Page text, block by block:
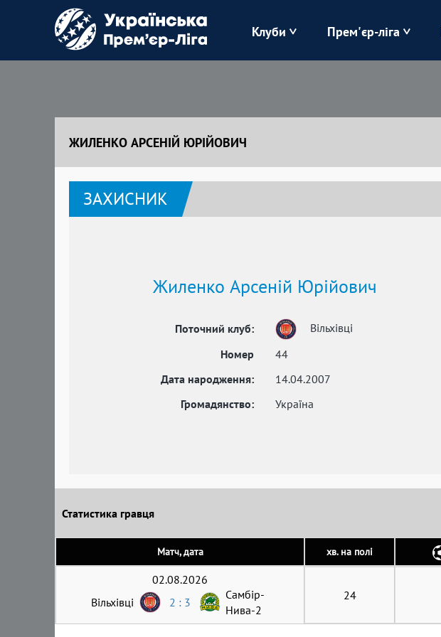
Клуби
Зоря Карпати
Полісся
Прем'єр-ліга
ЖИЛЕНКО АРСЕНІЙ ЮРІЙОВИЧ
ЗАХИСНИК
Жиленко Арсеній Юрійович
Поточний клуб:
Вільхівці
Номер
44
Дата народження:
14.04.2007
Громадянство:
Україна
Статистика гравця
Матч, дата хв. на полі
02.08.2026
Вільхівці
2 : 3
Самбір-
Нива-2
24